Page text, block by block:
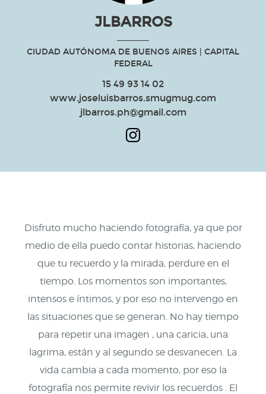
JLBARROS
CIUDAD AUTÓNOMA DE BUENOS AIRES | CAPITAL
FEDERAL
15 49 93 14 02
www.joseluisbarros.smugmug.com
jlbarros.ph@gmail.com
Disfruto mucho haciendo fotografía, ya que por
medio de ella puedo contar historias, haciendo
que tu recuerdo y la mirada, perdure en el
tiempo. Los momentos son importantes,
intensos e íntimos, y por eso no intervengo en
las situaciones que se generan. No hay tiempo
para repetir una imagen , una caricia, una
lagrima, están y al segundo se desvanecen. La
vida cambia a cada momento, por eso la
fotografía nos permite revivir los recuerdos . El